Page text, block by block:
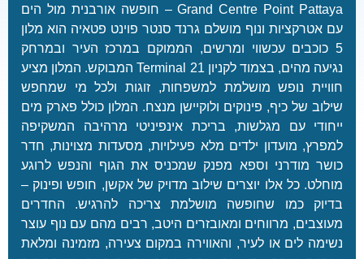
Grand Centre Point Pattaya – חופשה אורבנית מול הים
ונוף מושלם גרנד סנטר פוינט פטאיה הוא מלון
עכשווי ומרשים, הממוקם במרכז העיר ובמרחק
נגיעה מהים, בצמוד לקניון Terminal 21 המבוקש. המלון מציע
נופש מושלמת למשפחות, זוגות ולכל מי שמחפש
של כיף, פינוקים ולוקיישן מנצח. המלון כולל פארק מים
עם מגלשות, בריכת אינפיניטי מרהיבה המשקיפה
מועדון ילדים מלא פעילויות, מסעדות מצוינות, חדר
מודרני וספא מפנק שמכניס את הגוף והנפש לרוגע
כל אלו יוצרים שילוב מדויק של אקשן, חופש ופינוק –
כמו שחופשה מושלמת צריכה להרגיש. החדרים
מרווחים ומאובזרים היטב, רבים מהם עם נוף עוצר
לים או לעיר, והאווירה במקום צעירה, מזמינה ומלאת
V
i
n
t
a
g
e
P
a
r
k
R
e
s
★
★
★
★